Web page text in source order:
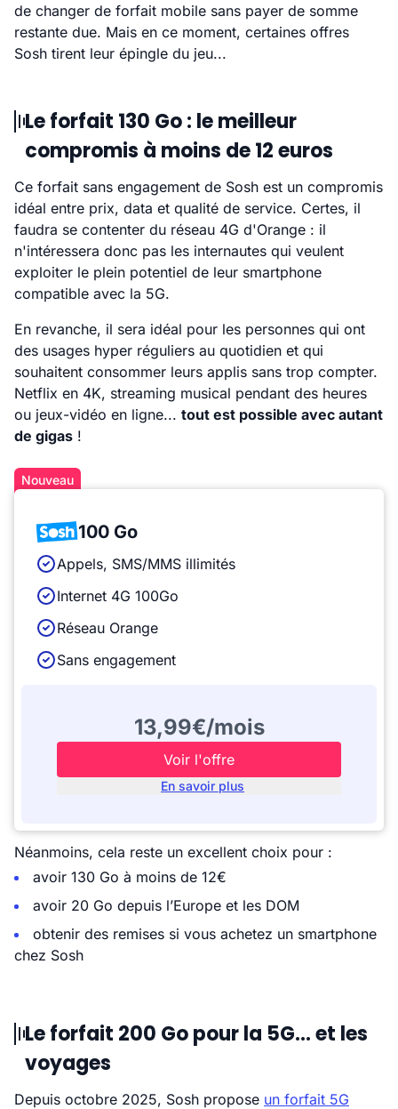
de changer de forfait mobile sans payer de somme
restante due. Mais en ce moment, certaines offres
Sosh tirent leur épingle du jeu...
Le forfait 130 Go : le meilleur
compromis à moins de 12 euros
Ce forfait sans engagement de Sosh est un compromis
idéal entre prix, data et qualité de service. Certes, il
faudra se contenter du réseau 4G d'Orange : il
n'intéressera donc pas les internautes qui veulent
exploiter le plein potentiel de leur smartphone
compatible avec la 5G.
En revanche, il sera idéal pour les personnes qui ont
des usages hyper réguliers au quotidien et qui
souhaitent consommer leurs applis sans trop compter.
Netflix en 4K, streaming musical pendant des heures
ou jeux-vidéo en ligne... tout est possible avec autant
de gigas !
Nouveau
100 Go
Appels, SMS/MMS illimités
Internet 4G 100Go
Réseau Orange
Sans engagement
13,99€/mois
Voir l'offre
En savoir plus
Néanmoins, cela reste un excellent choix pour :
avoir 130 Go à moins de 12€
avoir 20 Go depuis l’Europe et les DOM
obtenir des remises si vous achetez un smartphone
chez Sosh
Le forfait 200 Go pour la 5G... et les
voyages
Depuis octobre 2025, Sosh propose un forfait 5G